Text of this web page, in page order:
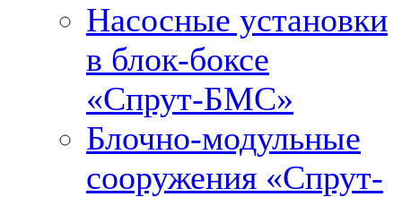
Насосные установки
в блок-боксе
«Спрут-БМС»
Блочно-модульные
сооружения «Спрут-